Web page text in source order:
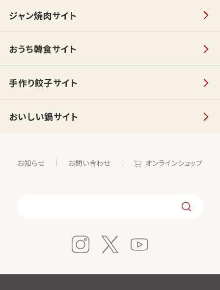
ジャン焼肉サイト
おうち韓食サイト
手作り餃子サイト
おいしい鍋サイト
お知らせ お問い合わせ オンラインショップ